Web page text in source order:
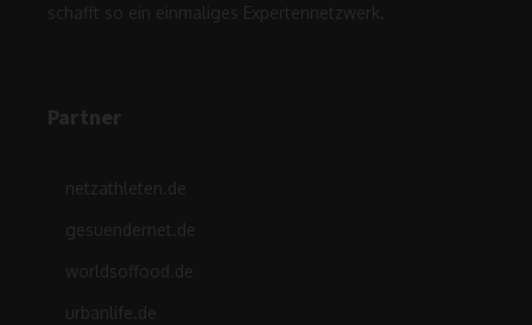
schafft so ein einmaliges Expertennetzwerk.
Partner
netzathleten.de
gesuendernet.de
worldsoffood.de
urbanlife.de